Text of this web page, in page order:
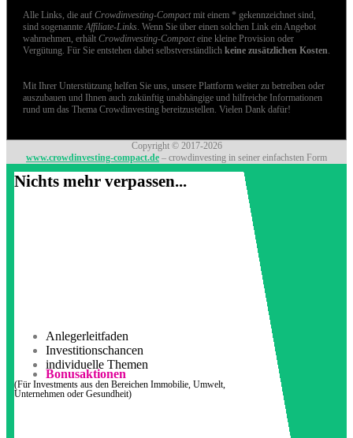
Alle Links, die auf Crowdinvesting-Compactmit einem * gekennzeichnet sind,
sind sogenannte Affiliate-Links . Wenn Sie über einen solchen Link ein Angebot
wahrnehmen, erhält Crowdinvesting-Compacteine kleine Provision oder
Vergütung. Für Sie entstehen dabei selbstverständlich keine zusätzlichen Kosten
Mit Ihrer Unterstützung helfen Sie uns, unsere Plattform weiter zu betreiben oder
auszubauen und Ihnen auch zukünftig unabhängige und hilfreiche Informationen
rund um das Thema Crowdinvesting bereitzustellen. Vielen Dank dafür!
Copyright © 2017-2026
www.crowdinvesting-compact.de – crowdinvesting in seiner einfachsten Form
Nichts mehr verpassen...
Anlegerleitfaden
Investitionschancen
individuelle Themen
Bonusaktionen
(Für Investments aus den Bereichen Immobilie, Umwelt,
Unternehmen oder Gesundheit)